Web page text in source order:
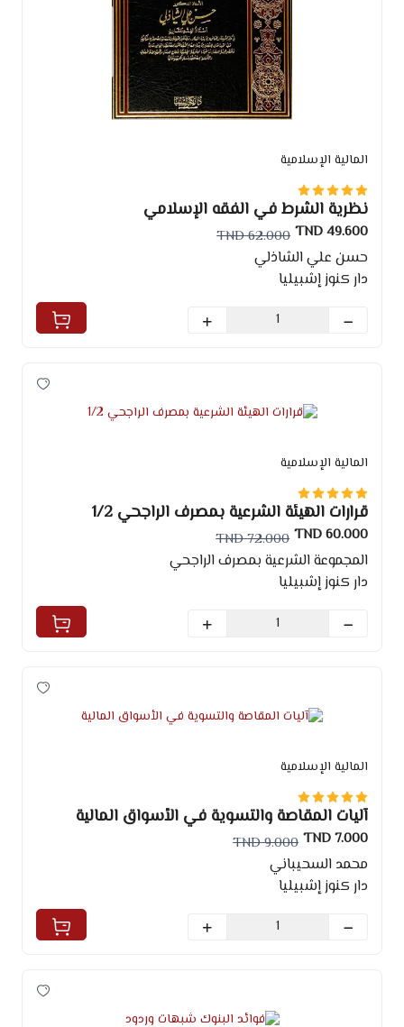
المالية الإسلامية
نظرية الشرط في الفقه الإسلامي
49.600 TND
62.000 TND
حسن علي الشاذلي
دار كنوز إشبيليا
المالية الإسلامية
قرارات الهيئة الشرعية بمصرف الراجحي 1/2
60.000 TND
72.000 TND
المجموعة الشرعية بمصرف الراجحي
دار كنوز إشبيليا
المالية الإسلامية
آليات المقاصة والتسوية في الأسواق المالية
7.000 TND
9.000 TND
محمد السحيباني
دار كنوز إشبيليا